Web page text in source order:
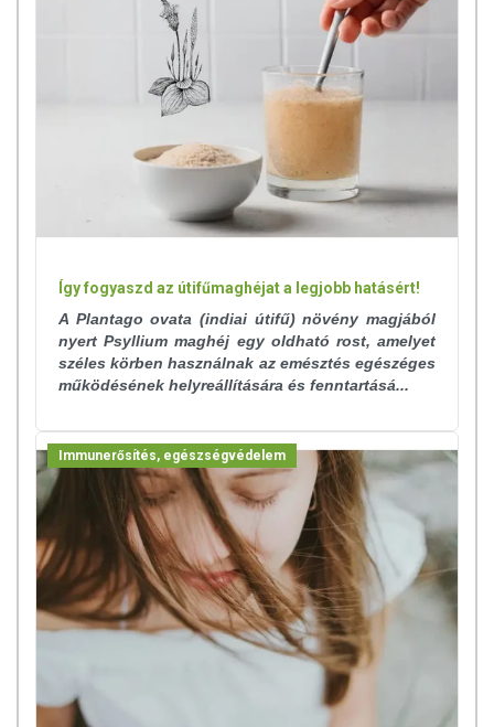
Így fogyaszd az útifűmaghéjat a legjobb hatásért!
A Plantago ovata (indiai útifű) növény magjából
nyert Psyllium maghéj egy oldható rost, amelyet
széles körben használnak az emésztés egészéges
működésének helyreállítására és fenntartásá...
Immunerősítés, egészségvédelem